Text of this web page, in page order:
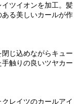
ツイオンを加工。髪
る美しいカールが作
じ込めながらキュー
触りの良いツヤカー
レイツのカールアイ